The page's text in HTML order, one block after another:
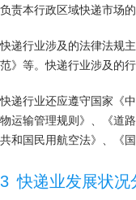
负责本行政区域快递市场
快递行业涉及的法律法规
范》等。快递行业涉及的
快递行业还应遵守国家《
物运输管理规则》、《道
共和国民用航空法》、《
3 快递业发展状况